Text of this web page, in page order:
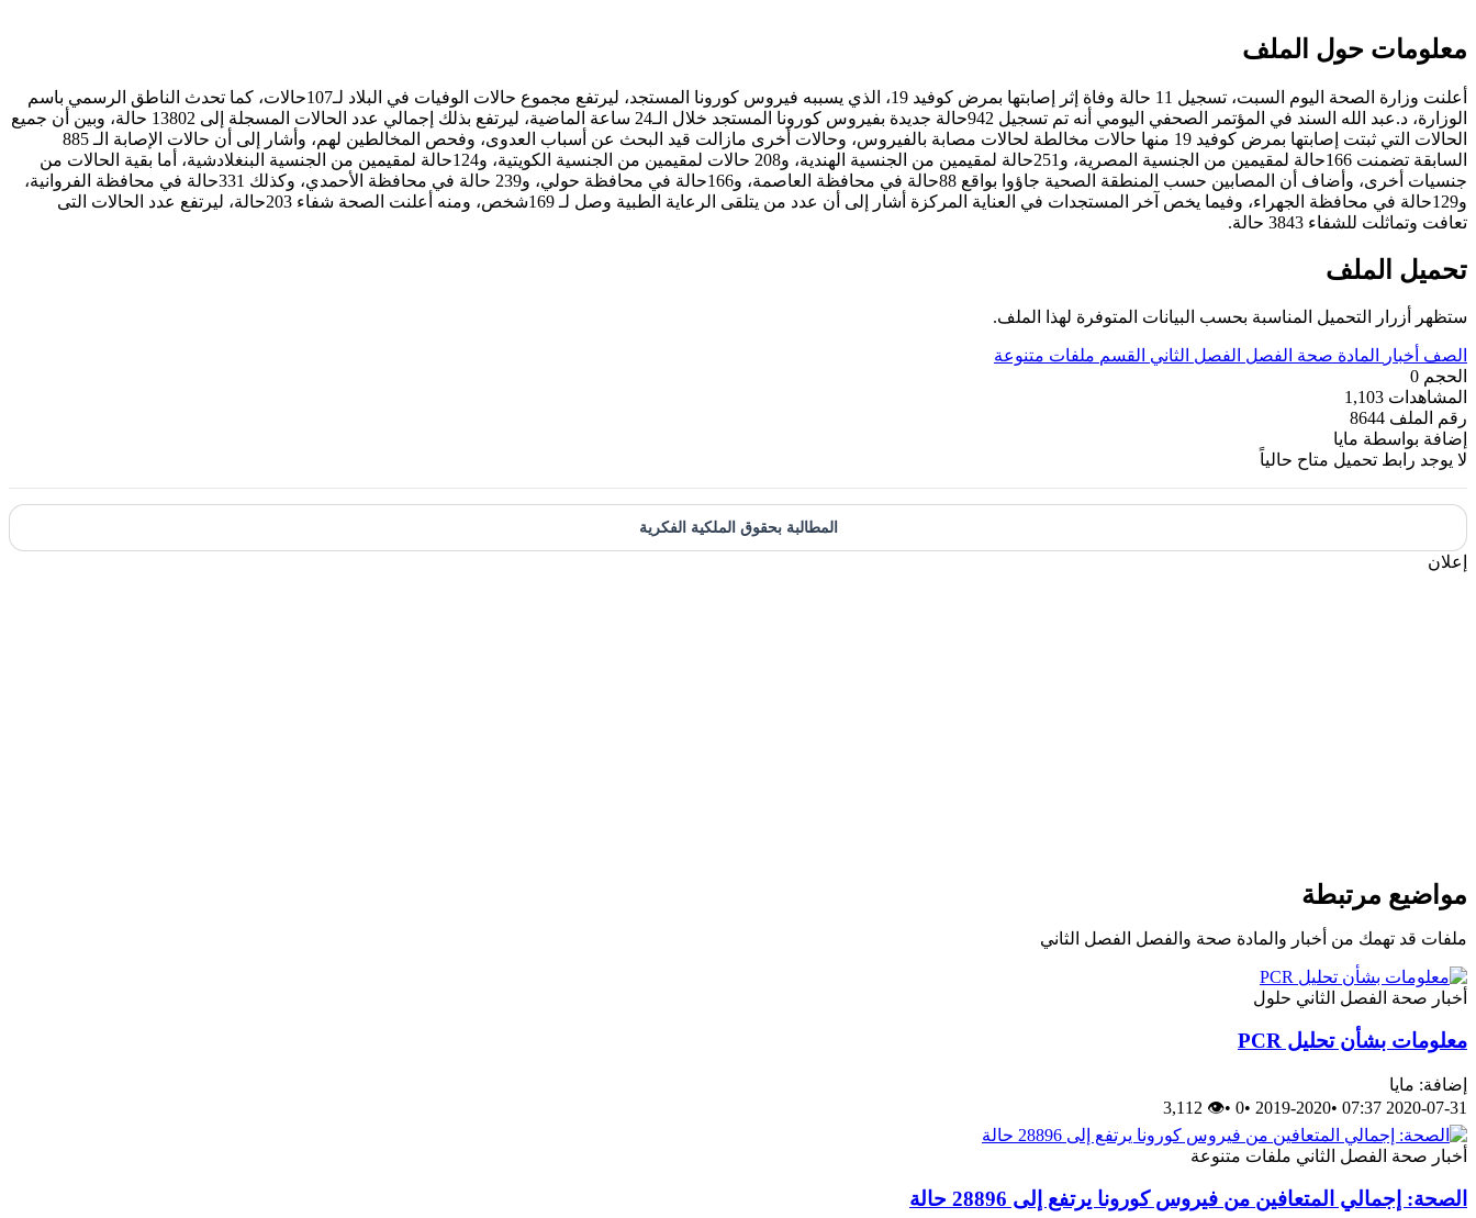
معلومات حول الملف
أعلنت وزارة الصحة اليوم السبت، تسجيل 11 حالة وفاة إثر إصابتها بمرض كوفيد 19، الذي يسببه فيروس كورونا المستجد، ليرتفع مجموع حالات الوفيات في البلاد لـ107حالات، كما تحدث الناطق الرسمي باسم
الوزارة، د.عبد الله السند في المؤتمر الصحفي اليومي أنه تم تسجيل 942حالة جديدة بفيروس كورونا المستجد خلال الـ24 ساعة الماضية، ليرتفع بذلك إجمالي عدد الحالات المسجلة إلى 13802 حالة، وبين أن جميع
الحالات التي ثبتت إصابتها بمرض كوفيد 19 منها حالات مخالطة لحالات مصابة بالفيروس، وحالات أخرى مازالت قيد البحث عن أسباب العدوى، وفحص المخالطين لهم، وأشار إلى أن حالات الإصابة الـ 885
السابقة تضمنت 166حالة لمقيمين من الجنسية المصرية، و251حالة لمقيمين من الجنسية الهندية، و208 حالات لمقيمين من الجنسية الكويتية، و124حالة لمقيمين من الجنسية البنغلادشية، أما بقية الحالات من
جنسيات أخرى، وأضاف أن المصابين حسب المنطقة الصحية جاؤوا بواقع 88حالة في محافظة العاصمة، و166حالة في محافظة حولي، و239 حالة في محافظة الأحمدي، وكذلك 331حالة في محافظة الفروانية،
و129حالة في محافظة الجهراء، وفيما يخص آخر المستجدات في العناية المركزة أشار إلى أن عدد من يتلقى الرعاية الطبية وصل لـ 169شخص، ومنه أعلنت الصحة شفاء 203حالة، ليرتفع عدد الحالات التى
تعافت وتماثلت للشفاء 3843 حالة.
تحميل الملف
ستظهر أزرار التحميل المناسبة بحسب البيانات المتوفرة لهذا الملف.
الصف أخبار المادة صحة الفصل الفصل الثاني القسم ملفات متنوعة
الحجم 0
المشاهدات 1,103
رقم الملف 8644
إضافة بواسطة مايا
لا يوجد رابط تحميل متاح حالياً
المطالبة بحقوق الملكية الفكرية
إعلان
مواضيع مرتبطة
ملفات قد تهمك من أخبار والمادة صحة والفصل الفصل الثاني
أخبار صحة الفصل الثاني حلول
معلومات بشأن تحليل PCR
إضافة: مايا
2020-07-31 07:37
•
2019-2020
•
0
•
👁 3,112
أخبار صحة الفصل الثاني ملفات متنوعة
الصحة: إجمالي المتعافين من فيروس كورونا يرتفع إلى 28896 حالة